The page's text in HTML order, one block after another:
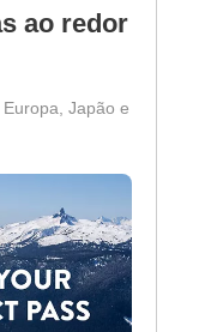
ao redor
Japão e